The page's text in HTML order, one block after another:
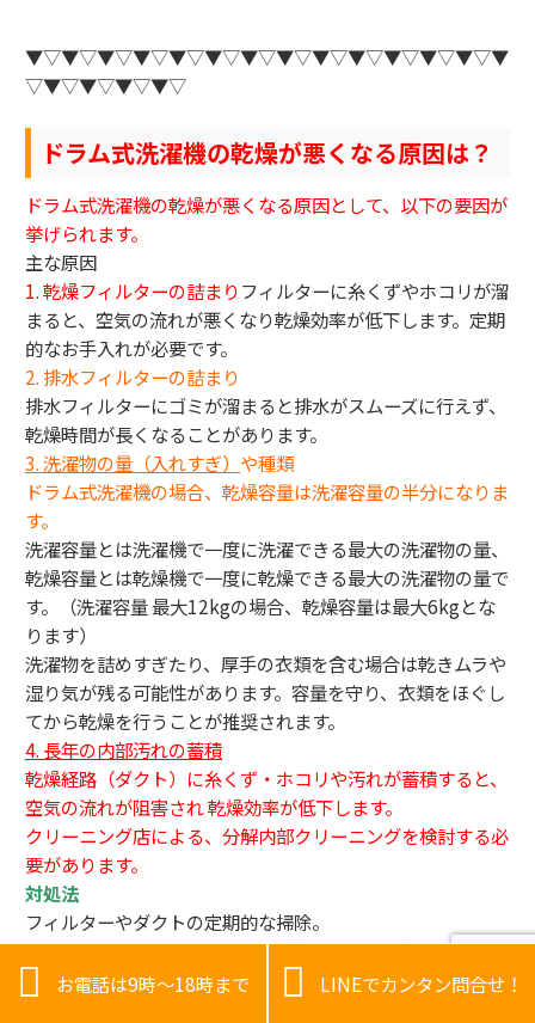
▼▽▼▽▼▽▼▽▼▽▼▽▼▽▼▽▼▽▼▽▼▽▼▽▼▽▼
▽▼▽▼▽▼▽▼▽
ドラム式洗濯機の乾燥が悪くなる原因は？
ドラム式洗濯機の乾燥が悪くなる原因として、以下の要因が
挙げられます。
主な原因
1. 乾燥フィルターの詰まりフィルターに糸くずやホコリが溜
まると、空気の流れが悪くなり乾燥効率が低下します。定期
的なお手入れが必要です。
2. 排水フィルターの詰まり
排水フィルターにゴミが溜まると排水がスムーズに行えず、
乾燥時間が長くなることがあります。
3.洗濯物の量（入れすぎ） や種類
ドラム式洗濯機の場合、乾燥容量は洗濯容量の半分になりま
す。
洗濯容量とは洗濯機で一度に洗濯できる最大の洗濯物の量、
乾燥容量とは乾燥機で一度に乾燥できる最大の洗濯物の量で
す。（洗濯容量 最大12kgの場合、乾燥容量は最大6kgとな
ります）
洗濯物を詰めすぎたり、厚手の衣類を含む場合は乾きムラや
湿り気が残る可能性があります。容量を守り、衣類をほぐし
てから乾燥を行うことが推奨されます。
4. 長年の内部汚れの蓄積
乾燥経路（ダクト）に糸くず・ホコリや汚れが蓄積すると、
空気の流れが阻害され 乾燥効率が低下します。
クリーニング店による、分解内部クリーニングを検討する必
要があります。
対処法
フィルターやダクトの定期的な掃除。
洗濯物の量を適切に調整し、厚手衣類は追加乾燥する。
必要に応じてプロによる分解クリーニングを依頼する。
 お電話は9時～18時まで  LINEでカンタン問合せ！